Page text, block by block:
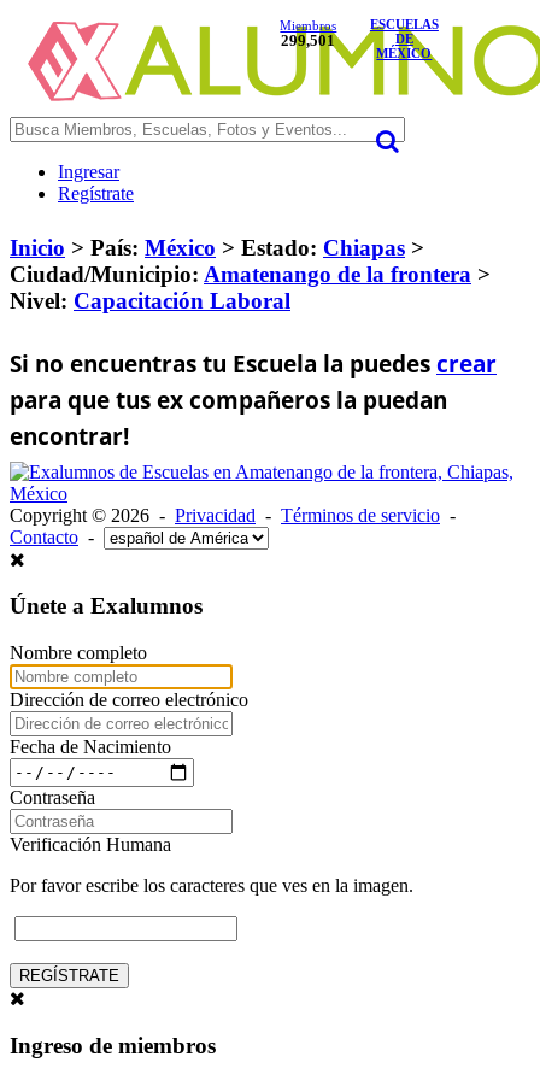
Miembros
299,501
ESCUELAS
DE
MÉXICO
Ingresar
Regístrate
Inicio > País: México > Estado: Chiapas >
Ciudad/Municipio: Amatenango de la frontera >
Nivel: Capacitación Laboral
Si no encuentras tu Escuela la puedescrear
para que tus ex compañeros la puedan
encontrar!
Copyright © 2026 - Privacidad - Términos de servicio -
Contacto -
Únete a Exalumnos
Nombre completo
Dirección de correo electrónico
Fecha de Nacimiento
Contraseña
Verificación Humana
Por favor escribe los caracteres que ves en la imagen.
REGÍSTRATE
Ingreso de miembros